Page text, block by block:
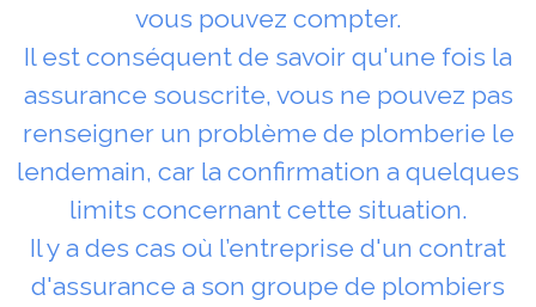
vous pouvez compter.
Il est conséquent de savoir qu'une fois la
assurance souscrite, vous ne pouvez pas
renseigner un problème de plomberie le
lendemain, car la confirmation a quelques
limits concernant cette situation.
Il y a des cas où l’entreprise d'un contrat
d'assurance a son groupe de plombiers